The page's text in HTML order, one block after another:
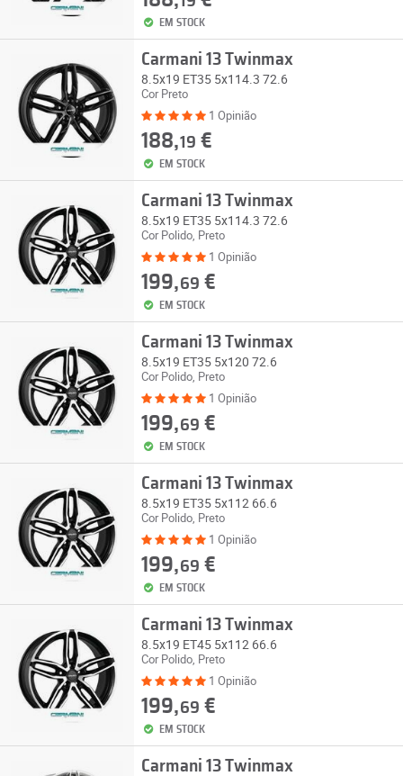
EM STOCK
Carmani 13 Twinmax
8.5x19 ET35 5x114.3 72.6
Cor Preto
1 Opinião
188,19 €
EM STOCK
Carmani 13 Twinmax
8.5x19 ET35 5x114.3 72.6
Cor Polido, Preto
1 Opinião
199,69 €
EM STOCK
Carmani 13 Twinmax
8.5x19 ET35 5x120 72.6
Cor Polido, Preto
1 Opinião
199,69 €
EM STOCK
Carmani 13 Twinmax
8.5x19 ET35 5x112 66.6
Cor Polido, Preto
1 Opinião
199,69 €
EM STOCK
Carmani 13 Twinmax
8.5x19 ET45 5x112 66.6
Cor Polido, Preto
1 Opinião
199,69 €
EM STOCK
Carmani 13 Twinmax